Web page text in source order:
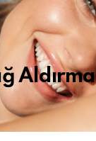
Aldırma